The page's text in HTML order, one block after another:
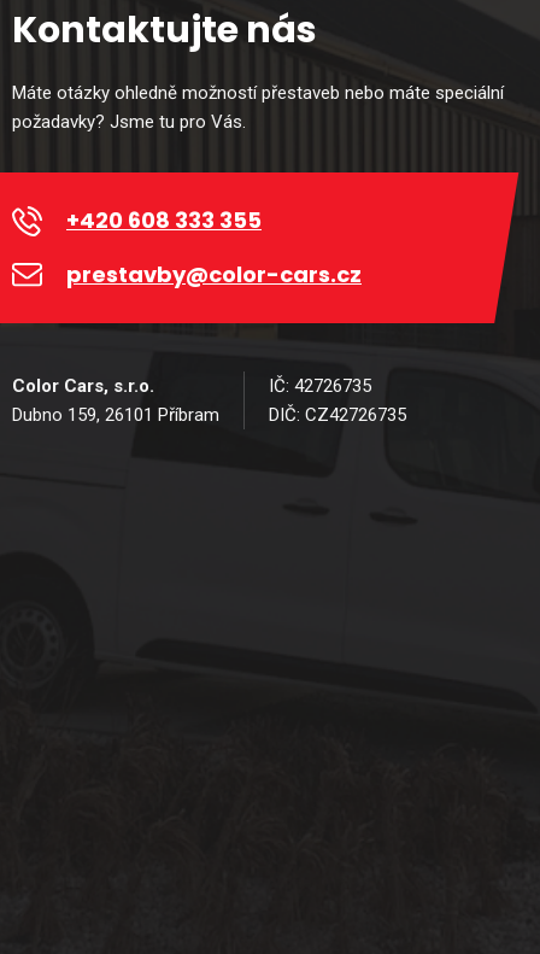
Kontaktujte nás
Máte otázky ohledně možností přestaveb nebo máte speciální
požadavky? Jsme tu pro Vás.
+420 608 333 355
prestavby@color-cars.cz
Color Cars, s.r.o.
Dubno 159, 26101 Příbram
IČ: 42726735
DIČ: CZ42726735